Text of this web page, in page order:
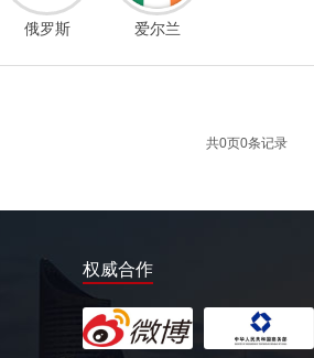
俄罗斯 爱尔兰
共0页0条记录
权威合作